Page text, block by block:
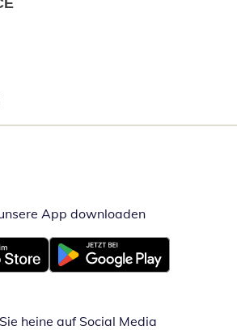
App downloadenÖffnet in
Fenster
Öffnet in neuem Fenster
heine auf Social Media